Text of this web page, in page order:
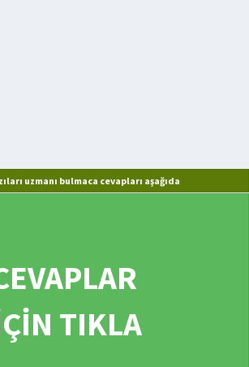
uzmanı bulmaca cevapları aşağıda
TIKLA